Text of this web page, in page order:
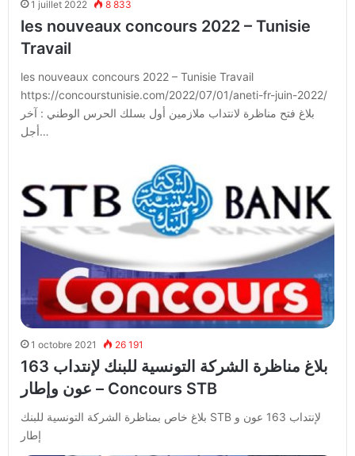
1 juillet 2022 8 833
les nouveaux concours 2022 – Tunisie
Travail
les nouveaux concours 2022 – Tunisie Travail
https://concourstunisie.com/2022/07/01/aneti-fr-juin-2022/
بلاغ فتح مناظرة لانتداب ملازمين أول بسلك الحرس الوطني : آخر
أجل…
1 octobre 2021 26 191
بلاغ مناظرة الشركة التونسية للبنك لإنتداب 163
عون وإطار – Concours STB
بلاغ خاص بمناظرة الشركة التونسية للبنك STB لإنتداب 163 عون و
إطار